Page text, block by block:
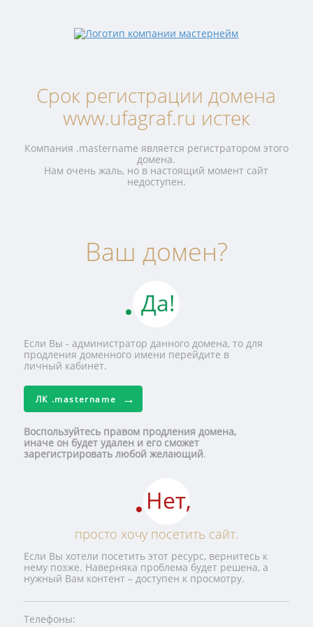
Срок регистрации домена
www.ufagraf.ru истек
Компания .mastername является регистратором этого
домена.
Нам очень жаль, но в настоящий момент сайт
недоступен.
Ваш домен?
Да!
Если Вы - администратор данного домена, то для
продления доменного имени перейдите в
личный кабинет.
ЛК .mastername
Воспользуйтесь правом продления домена,
иначе он будет удален и его сможет
зарегистрировать любой желающий.
Нет,
просто хочу посетить сайт.
Если Вы хотели посетить этот ресурс, вернитесь к
нему позже. Наверняка проблема будет решена, а
нужный Вам контент – доступен к просмотру.
Телефоны: